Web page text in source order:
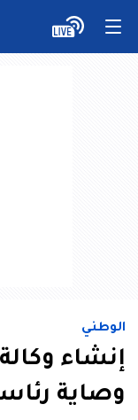
الوطني
إنشاء
وصاية